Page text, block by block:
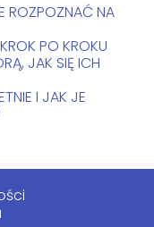
ROZPOZNAĆ NA
PO KROKU
JAK SIĘ ICH
I JAK JE